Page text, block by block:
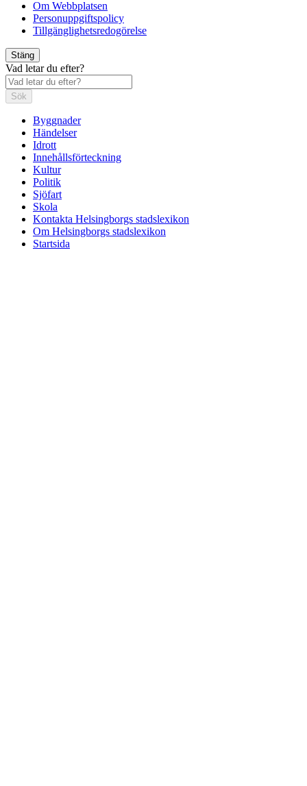
Om Webbplatsen
Personuppgiftspolicy
Tillgänglighetsredogörelse
Stäng
Vad letar du efter?
Sök
Byggnader
Händelser
Idrott
Innehållsförteckning
Kultur
Politik
Sjöfart
Skola
Kontakta Helsingborgs stadslexikon
Om Helsingborgs stadslexikon
Startsida